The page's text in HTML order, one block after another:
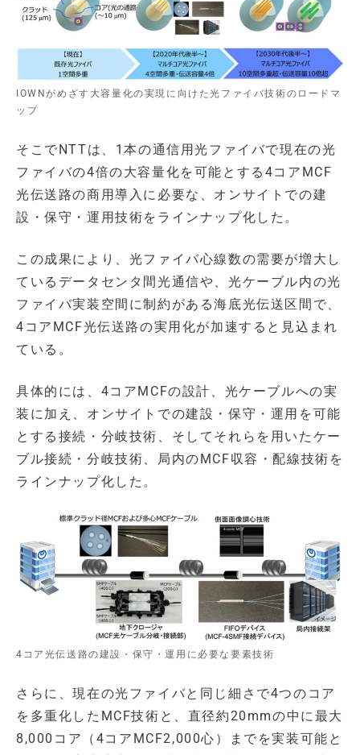
IOWNがめざす大容量化の実現に向けた光ファイバ技術のロードマ
ップ
そこでNTTは、1本の通信用光ファイバで現在の光
ファイバの4倍の大容量化を可能とする4コアMCF
光伝送路の商用導入に必要な、オンサイトでの建
設・保守・運用技術をラインナップ化した。
この成果により、光ファイバ心線数の需要が増大し
ているデータセンタ間光通信や、光ケーブル内の光
ファイバ実装空間に制約がある海底光伝送区間で、
4コアMCF光伝送路の実用化が加速すると見込まれ
ている。
具体的には、4コアMCFの設計、光ケーブルへの実
装に加え、オンサイトでの建設・保守・運用を可能
とする接続・分岐技術、そしてそれらを用いたケー
ブル接続・分岐技術、局内のMCF収容・配線技術を
ラインナップ化した。
4コア光伝送路の建設・保守・運用に必要な要素技術
さらに、現在の光ファイバと同じ細さで4つのコア
を多重化したMCF技術と、直径約20mmの中に最大
8,000コア（4コアMCF2,000心）までを実装可能と